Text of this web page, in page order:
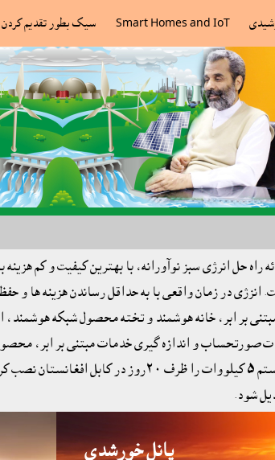
Smart Homes and IoT سيک بطور تقديم
حل انرژی سبز نوآورانه، با بهترین کیفیت و کم
انزژى در زمان واقعی با به حداقل رساندن هزینه
شود.
پانل خورشدى